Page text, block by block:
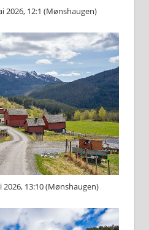
2026, 12:1 (Mønshaugen)
2026, 13:10 (Mønshaugen)